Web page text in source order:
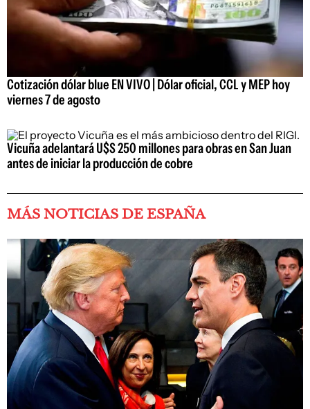
Cotización dólar blue EN VIVO | Dólar oficial, CCL y MEP hoy
viernes 7 de agosto
Vicuña adelantará U$S 250 millones para obras en San Juan
antes de iniciar la producción de cobre
MÁS NOTICIAS DE ESPAÑA